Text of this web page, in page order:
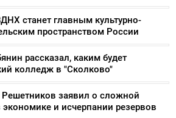
станет главным культурно-
пространством России
рассказал, каким будет
колледж в "Сколково"
заявил о сложной
экономике и исчерпании резервов